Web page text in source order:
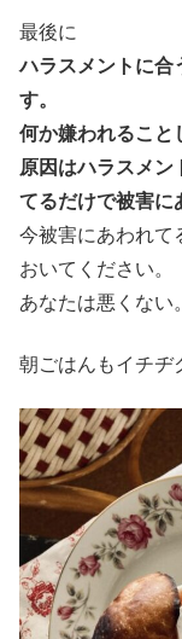
最後に
ハラスメントに合
す。
何か嫌われること
原因はハラスメン
てるだけで被害に
今被害にあわれて
おいてください。
あなたは悪くない。
朝ごはんもイチヂ